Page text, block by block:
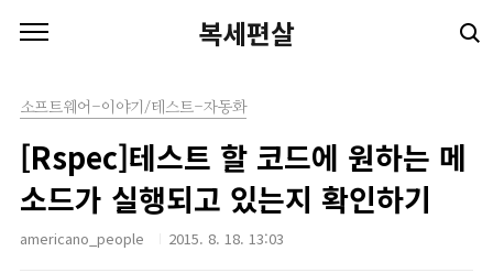
복세편살
소프트웨어-이야기/테스트-자동화
[Rspec]테스트 할 코드에 원하는 메
소드가 실행되고 있는지 확인하기
americano_people 2015. 8. 18. 13:03